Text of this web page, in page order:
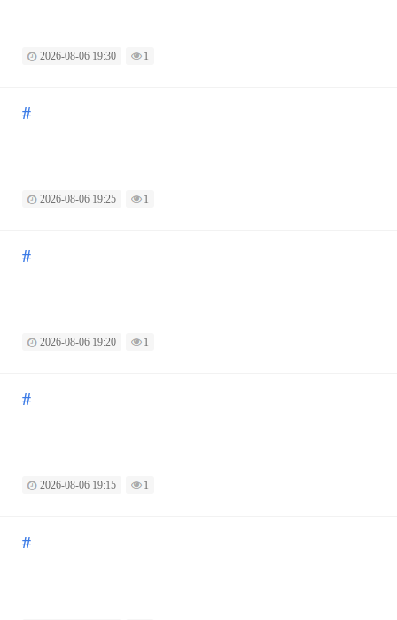
2026-08-06 19:30 1
#
2026-08-06 19:25 1
#
2026-08-06 19:20 1
#
2026-08-06 19:15 1
#